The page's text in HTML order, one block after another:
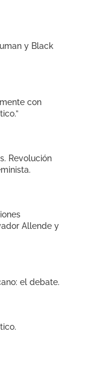
y Black
con
Revolución
Allende y
el debate.